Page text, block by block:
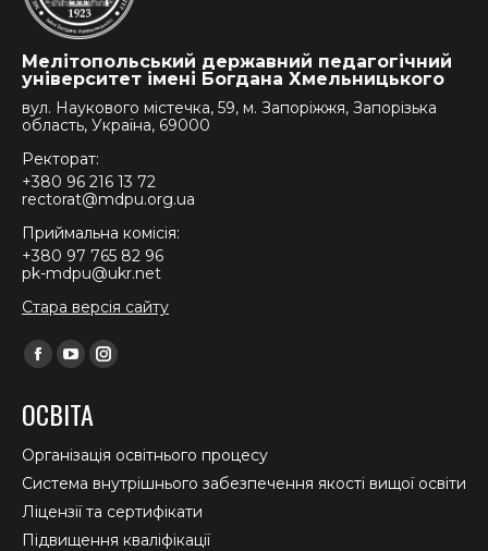
Мелітопольський державний педагогічний
університет імені Богдана Хмельницького
вул. Наукового містечка, 59, м. Запоріжжя, Запорізька
область, Україна, 69000
Ректорат:
+380 96 216 13 72
rectorat@mdpu.org.ua
Приймальна комісія:
+380 97 765 82 96
pk-mdpu@ukr.net
Стара версія сайту
Find us on:
Facebook
opens
in
new
window
YouTube
opens
in
new
window
Instagram
in
new
window
ОСВІТА
Організація освітнього процесу
Система внутрішнього забезпечення якості вищої освіти
Ліцензії та сертифікати
Підвищення кваліфікації